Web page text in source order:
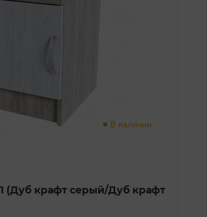
В наличии
(Дуб крафт серый/Дуб крафт